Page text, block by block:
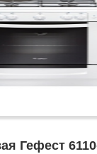
Гефест